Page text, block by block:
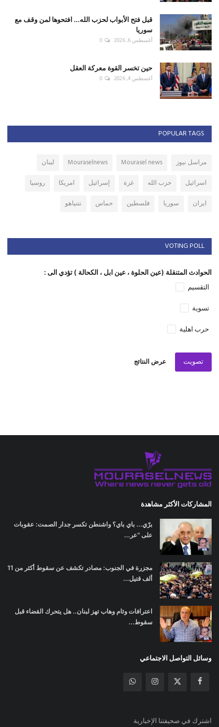
قبل فتح الأبواب لحزب الله... افتحوها لمن وقف مع
سوريا
أغسطس 6, 2026 0
حين تخسر القوة معركة العقل
أغسطس 4, 2026 0
POPULAR TAGS
مراسل نيوز Mourasel news
Mouraselnews
لبنان
اسرائيل
حزب الله غزة إسرائيل امريكا
روسيا
ايران
سوريا فلسطين حماس نتنياهو
VOTING POLL
الحوادث المتنقلة (عين الحلوة ، عين ابل ، الكحالة ) تؤدي الى :
التقسيم
تسوية
حرب اهلية
تصويت عرض النتائج
المشاركات الأكثر مشاهدة
برّي... باي باي؟ واشنطن تكسر جدار الصمت: عقوبات
على "عر...
مجزرة في الجنوب: مصادر تكشف عن سقوط أكثر من 11
ألف قتيل...
اعترافات وئام وهاب تهز لبنان.. هل يتحرك القضاء قبل
سقوط...
وسائل التواصل الاجتماعي
اشترك في صحيفتنا الإخبارية